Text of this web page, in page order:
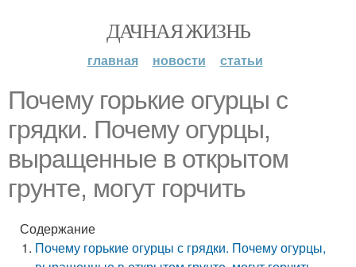
ДАЧНАЯ ЖИЗНЬ
главная новости статьи
Почему горькие огурцы с
грядки. Почему огурцы,
выращенные в открытом
грунте, могут горчить
Содержание
Почему горькие огурцы с грядки. Почему огурцы,